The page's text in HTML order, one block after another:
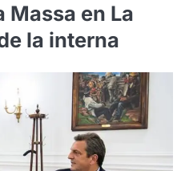
en La
la interna